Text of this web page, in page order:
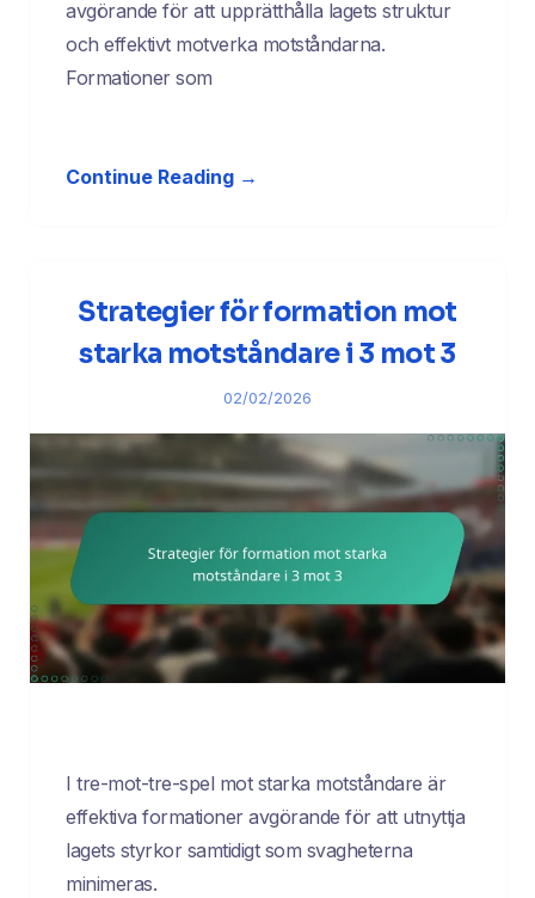
avgörande för att upprätthålla lagets struktur
och effektivt motverka motståndarna.
Formationer som
Continue Reading →
Strategier för formation mot
starka motståndare i 3 mot 3
02/02/2026
I tre-mot-tre-spel mot starka motståndare är
effektiva formationer avgörande för att utnyttja
lagets styrkor samtidigt som svagheterna
minimeras.